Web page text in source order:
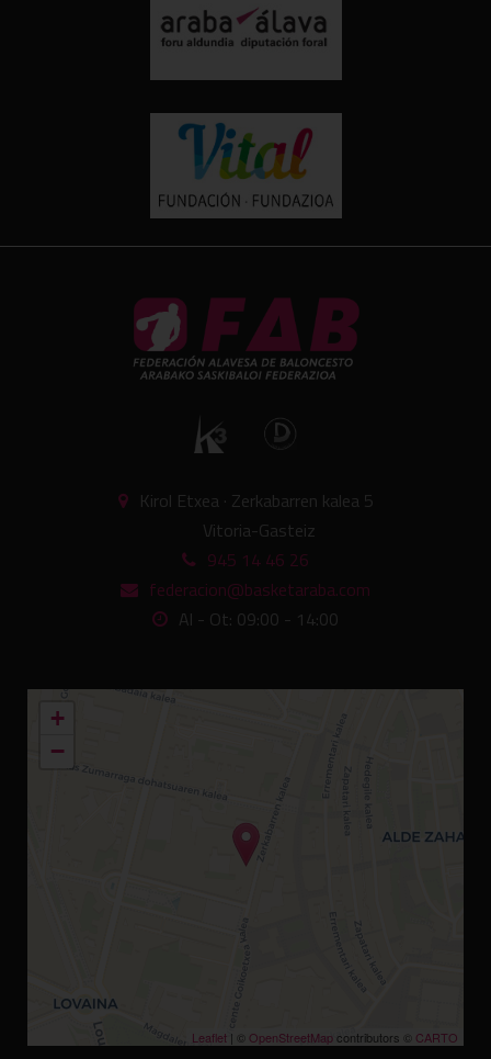
Kirol Etxea · Zerkabarren kalea 5
Vitoria-Gasteiz
945 14 46 26
federacion@basketaraba.com
Al - Ot: 09:00 - 14:00
+
−
Leaflet | © OpenStreetMapcontributors © CARTO